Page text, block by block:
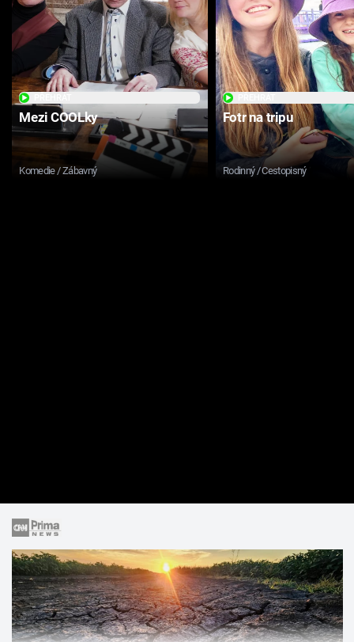
Mezi COOLky
Komedie / Zábavný
Fotr na tripu
Rodinný / Cestopisný